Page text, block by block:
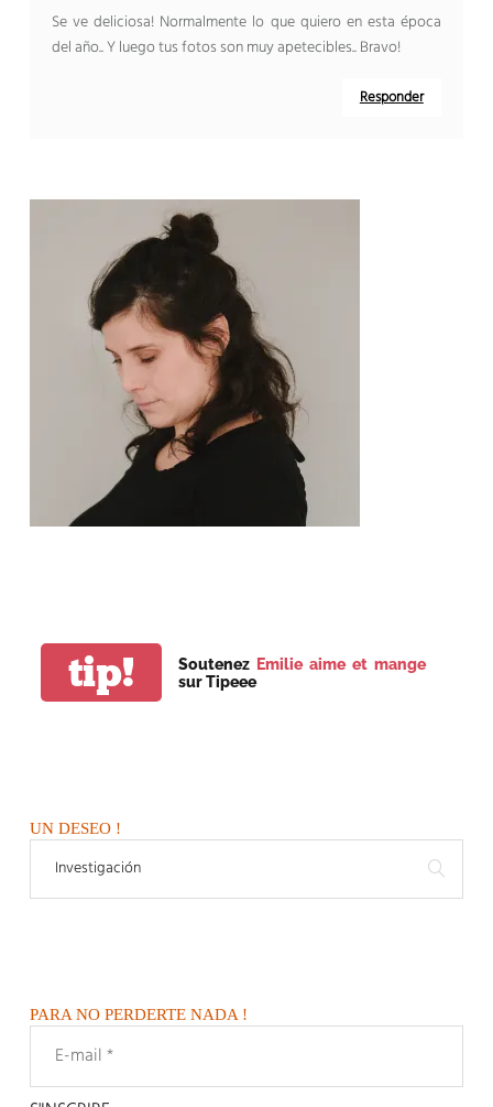
Se ve deliciosa! Normalmente lo que quiero en esta época
del año.. Y luego tus fotos son muy apetecibles.. Bravo!
Responder
tip! Soutenez Emilie aime et mange
sur Tipeee
UN DESEO !
PARA NO PERDERTE NADA !